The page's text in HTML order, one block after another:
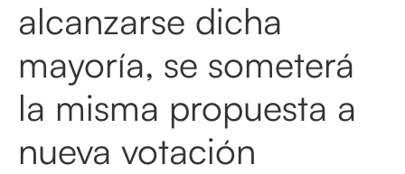
alcanzarse dicha
mayoría, se someterá
la misma propuesta a
nueva votación